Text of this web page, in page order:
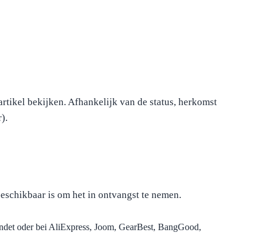
bekijken. Afhankelijk van de status, herkomst
is om het in ontvangst te nemen.
oder bei AliExpress, Joom, GearBest, BangGood,